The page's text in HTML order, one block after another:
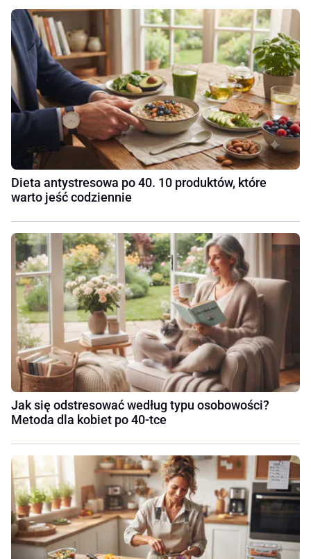
Dieta antystresowa po 40. 10 produktów, które
warto jeść codziennie
Jak się odstresować według typu osobowości?
Metoda dla kobiet po 40-tce